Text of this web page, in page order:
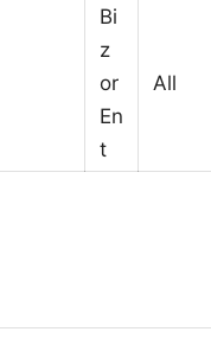
Bi
z
or
En
t
All